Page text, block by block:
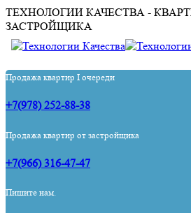
ТЕХНОЛОГИИ КАЧЕСТВА -
ЗАСТРОЙЩИКА
Продажа квартир I очереди
+7(978) 252-88-38
Продажа квартир от застройщика
+7(966) 316-47-47
Пишите нам.